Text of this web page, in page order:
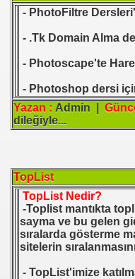
- PhotoFiltre
- .Tk Domain Alma
- Photoscape'te
- Photoshop dersi
Yazan : Admin |
dileğiyle...
TopList
TopList Nedir?
-Toplist mantıkta
sayma ve bu gelen
sıralarda gösterme
sitelerin
- TopList'imize